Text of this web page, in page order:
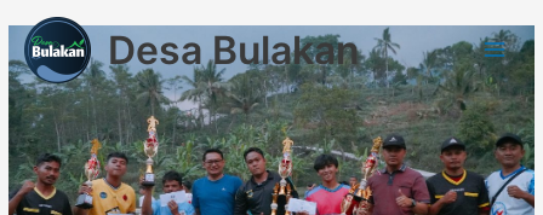
content
Desa Bulakan